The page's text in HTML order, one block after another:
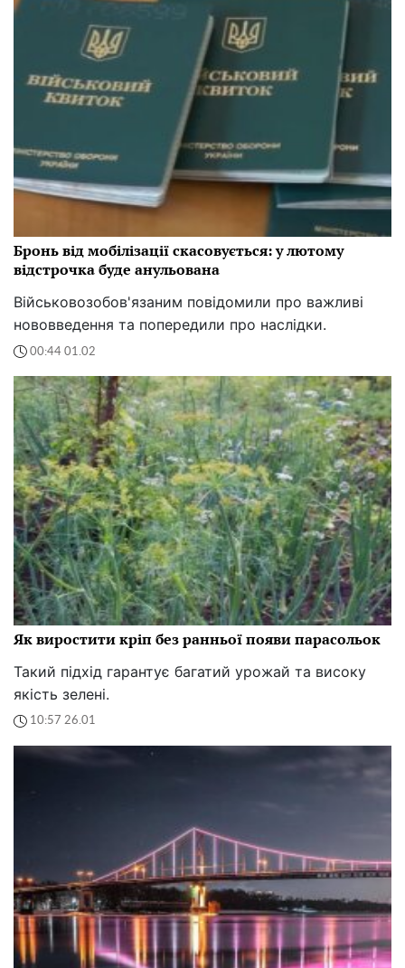
Бронь від мобілізації скасовується: у лютому
відстрочка буде анульована
Військовозобов'язаним повідомили про важливі
нововведення та попередили про наслідки.
00:44 01.02
Як виростити кріп без ранньої появи парасольок
Такий підхід гарантує багатий урожай та високу
якість зелені.
10:57 26.01